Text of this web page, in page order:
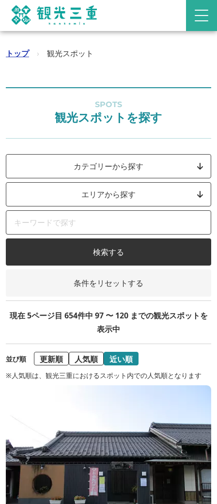
トップ › 観光スポット
SPOTS
観光スポットを探す
カテゴリーから探す
エリアから探す
検索する
条件をリセットする
現在 5ページ目 654件中 97 〜 120 までの観光スポットを
表示中
並び順 更新順 人気順 近い順
※人気順は、観光三重におけるスポット内での人気順となります